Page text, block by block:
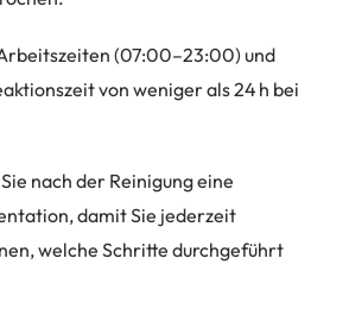
(07:00–23:00) und
von weniger als 24 h bei
nach der Reinigung eine
damit Sie jederzeit
welche Schritte durchgeführt